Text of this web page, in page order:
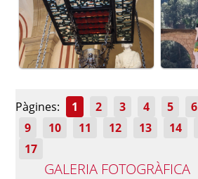
Pàgines: 1 2 3 4 5 6
9
10 11 12 13 14
17
GALERIA FOTOGRÀFICA